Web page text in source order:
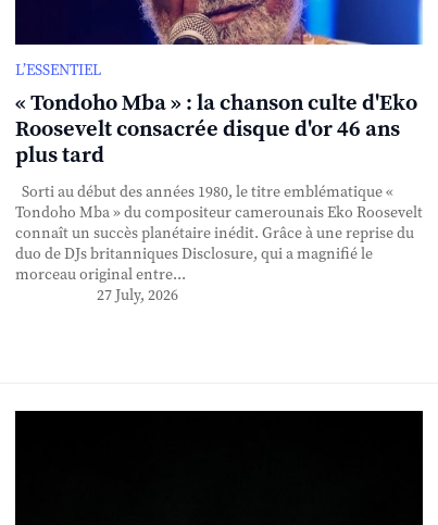
L’ESSENTIEL
« Tondoho Mba » : la chanson culte d'Eko
Roosevelt consacrée disque d'or 46 ans
plus tard
Sorti au début des années 1980, le titre emblématique «
Tondoho Mba » du compositeur camerounais Eko Roosevelt
connaît un succès planétaire inédit. Grâce à une reprise du
duo de DJs britanniques Disclosure, qui a magnifié le
morceau original entre...
27 July, 2026